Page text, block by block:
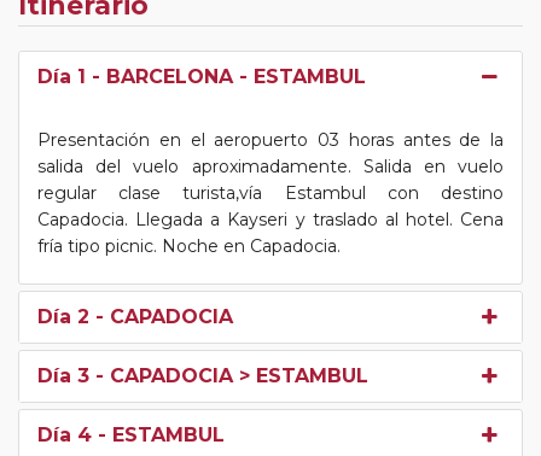
Día 1 - BARCELONA - ESTAMBUL
Presentación en el aeropuerto 03 horas antes de la
salida del vuelo aproximadamente. Salida en vuelo
regular clase turista,vía Estambul con destino
Capadocia. Llegada a Kayseri y traslado al hotel. Cena
fría tipo picnic. Noche en Capadocia.
Día 2 - CAPADOCIA
Día 3 - CAPADOCIA > ESTAMBUL
Día 4 - ESTAMBUL